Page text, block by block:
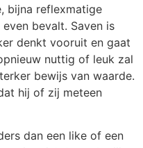
bijna reflexmatige
bevalt. Saven is
denkt vooruit en gaat
nuttig of leuk zal
bewijs van waarde.
hij of zij meteen
dan een like of een